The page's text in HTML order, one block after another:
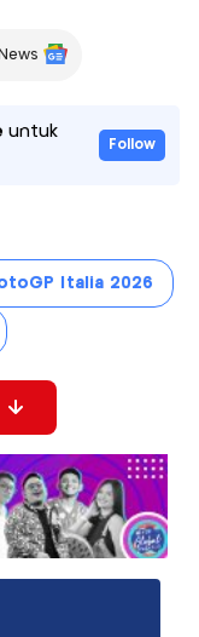
untuk
Follow
Italia 2026